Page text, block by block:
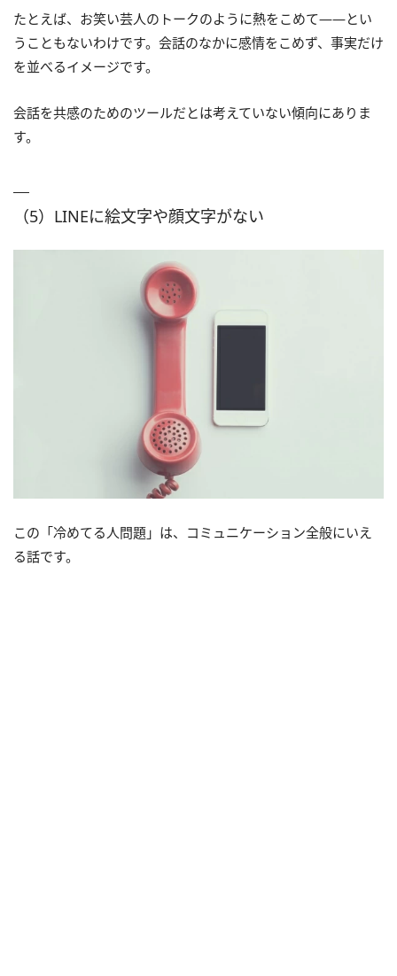
たとえば、お笑い芸人のトークのように熱をこめて――とい
うこともないわけです。会話のなかに感情をこめず、事実だけ
を並べるイメージです。
会話を共感のためのツールだとは考えていない傾向にありま
す。
（5）LINEに絵文字や顔文字がない
この「冷めてる人問題」は、コミュニケーション全般にいえ
る話です。